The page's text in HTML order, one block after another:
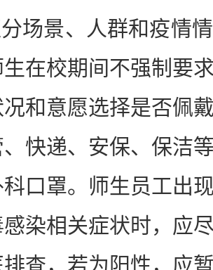
景、人群和疫情情
在校期间不强制要
况和意愿选择是否佩
快递、安保、保洁
口罩。师生员工出
染相关症状时，应
查，若为阳性，应